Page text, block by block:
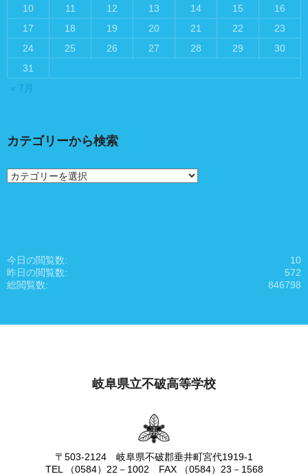
10
11 12 13 14 15
16
17
18 19 20 21 22
23
24
25 26 27 28 29
30
31
« 7月
カテゴリーから検索
カ
テ
検
索
10
今日の閲覧数:
572
昨日の閲覧数:
846798
総閲覧数:
岐阜県立不破高等学校
〒503-2124 岐阜県不破郡垂井町宮代1919-1
TEL （0584）22－1002 FAX （0584）23－1568